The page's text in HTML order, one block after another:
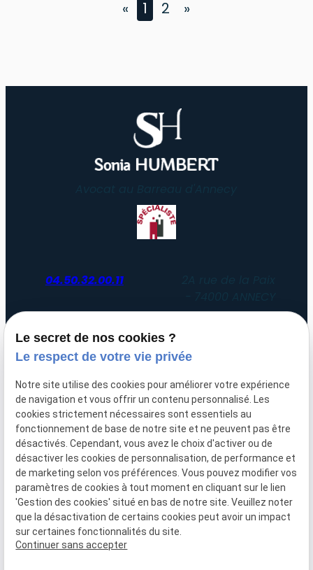
« 1 2 »
04.50.32.00.11
de 8h30 à 12h30 et de 14h00 à 19h00
Uniquement sur rendez-vous
SIRET :51052612200047
Plan du
site
Mentions
légales
Politique de
confidentialité
Le secret de nos cookies ?
Le respect de votre vie privée
Notre site utilise des cookies pour améliorer votre expérience
de navigation et vous offrir un contenu personnalisé. Les
cookies strictement nécessaires sont essentiels au
fonctionnement de base de notre site et ne peuvent pas être
désactivés. Cependant, vous avez le choix d'activer ou de
désactiver les cookies de personnalisation, de performance et
de marketing selon vos préférences. Vous pouvez modifier vos
paramètres de cookies à tout moment en cliquant sur le lien
'Gestion des cookies' situé en bas de notre site. Veuillez noter
que la désactivation de certains cookies peut avoir un impact
sur certaines fonctionnalités du site.
Continuer sans accepter